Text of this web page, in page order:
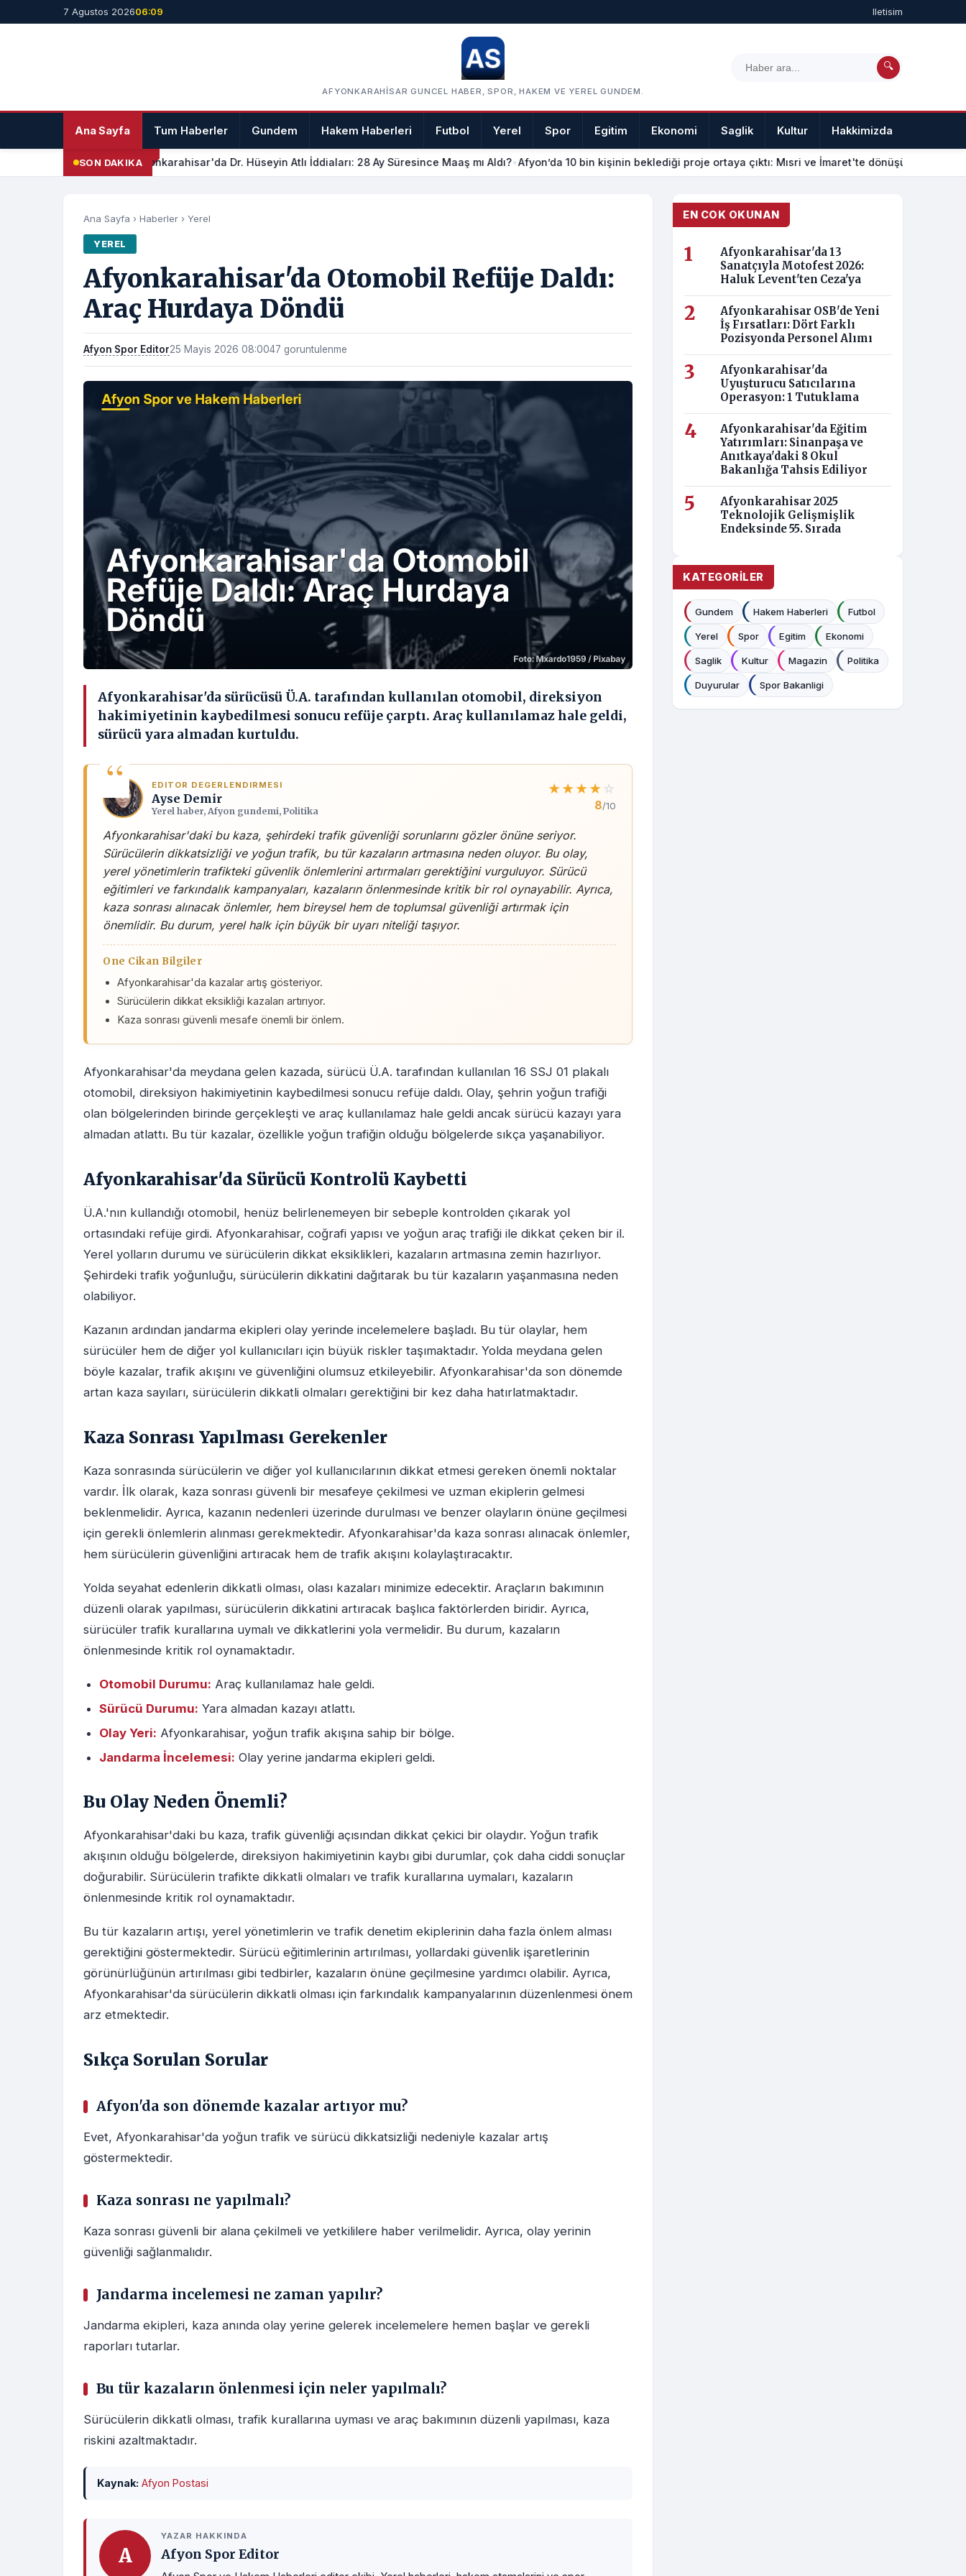
7 Agustos 202606:09 Iletisim
AFYONKARAHISAR GUNCEL HABER, SPOR, HAKEM VE YEREL GUNDEM.
🔍
Ana Sayfa Tum Haberler Gundem Hakem Haberleri Futbol Yerel Spor Egitim Ekonomi Saglik Kultur Hakkimizda
SON DAKIKAAfyonkarahisar'da Dr. Hüseyin Atlı İddiaları: 28 Ay Süresince Maaş mı Aldı?•Afyon’da 10 bin kişinin beklediği proje ortaya çıktı: Mısri ve İmaret'te dönüşüm nasıl
Ana Sayfa › Haberler › Yerel
YEREL
Afyonkarahisar'da Otomobil Refüje Daldı:
Araç Hurdaya Döndü
Afyon Spor Editor25 Mayis 2026 08:0047 goruntulenme
Afyonkarahisar'da sürücüsü Ü.A. tarafından kullanılan otomobil, direksiyon
hakimiyetinin kaybedilmesi sonucu refüje çarptı. Araç kullanılamaz hale geldi,
sürücü yara almadan kurtuldu.
EDITOR DEGERLENDIRMESI
Ayse Demir
Yerel haber, Afyon gundemi, Politika
★★★★ ☆
8/10
Afyonkarahisar'daki bu kaza, şehirdeki trafik güvenliği sorunlarını gözler önüne seriyor.
Sürücülerin dikkatsizliği ve yoğun trafik, bu tür kazaların artmasına neden oluyor. Bu olay,
yerel yönetimlerin trafikteki güvenlik önlemlerini artırmaları gerektiğini vurguluyor. Sürücü
eğitimleri ve farkındalık kampanyaları, kazaların önlenmesinde kritik bir rol oynayabilir. Ayrıca,
kaza sonrası alınacak önlemler, hem bireysel hem de toplumsal güvenliği artırmak için
önemlidir. Bu durum, yerel halk için büyük bir uyarı niteliği taşıyor.
One Cikan Bilgiler
Afyonkarahisar'da kazalar artış gösteriyor.
Sürücülerin dikkat eksikliği kazaları artırıyor.
Kaza sonrası güvenli mesafe önemli bir önlem.
Afyonkarahisar'da meydana gelen kazada, sürücü Ü.A. tarafından kullanılan 16 SSJ 01 plakalı
otomobil, direksiyon hakimiyetinin kaybedilmesi sonucu refüje daldı. Olay, şehrin yoğun trafiği
olan bölgelerinden birinde gerçekleşti ve araç kullanılamaz hale geldi ancak sürücü kazayı yara
almadan atlattı. Bu tür kazalar, özellikle yoğun trafiğin olduğu bölgelerde sıkça yaşanabiliyor.
Afyonkarahisar'da Sürücü Kontrolü Kaybetti
Ü.A.'nın kullandığı otomobil, henüz belirlenemeyen bir sebeple kontrolden çıkarak yol
ortasındaki refüje girdi. Afyonkarahisar, coğrafi yapısı ve yoğun araç trafiği ile dikkat çeken bir il.
Yerel yolların durumu ve sürücülerin dikkat eksiklikleri, kazaların artmasına zemin hazırlıyor.
Şehirdeki trafik yoğunluğu, sürücülerin dikkatini dağıtarak bu tür kazaların yaşanmasına neden
olabiliyor.
Kazanın ardından jandarma ekipleri olay yerinde incelemelere başladı. Bu tür olaylar, hem
sürücüler hem de diğer yol kullanıcıları için büyük riskler taşımaktadır. Yolda meydana gelen
böyle kazalar, trafik akışını ve güvenliğini olumsuz etkileyebilir. Afyonkarahisar'da son dönemde
artan kaza sayıları, sürücülerin dikkatli olmaları gerektiğini bir kez daha hatırlatmaktadır.
Kaza Sonrası Yapılması Gerekenler
Kaza sonrasında sürücülerin ve diğer yol kullanıcılarının dikkat etmesi gereken önemli noktalar
vardır. İlk olarak, kaza sonrası güvenli bir mesafeye çekilmesi ve uzman ekiplerin gelmesi
beklenmelidir. Ayrıca, kazanın nedenleri üzerinde durulması ve benzer olayların önüne geçilmesi
için gerekli önlemlerin alınması gerekmektedir. Afyonkarahisar'da kaza sonrası alınacak önlemler,
hem sürücülerin güvenliğini artıracak hem de trafik akışını kolaylaştıracaktır.
Yolda seyahat edenlerin dikkatli olması, olası kazaları minimize edecektir. Araçların bakımının
düzenli olarak yapılması, sürücülerin dikkatini artıracak başlıca faktörlerden biridir. Ayrıca,
sürücüler trafik kurallarına uymalı ve dikkatlerini yola vermelidir. Bu durum, kazaların
önlenmesinde kritik rol oynamaktadır.
Otomobil Durumu: Araç kullanılamaz hale geldi.
Sürücü Durumu: Yara almadan kazayı atlattı.
Olay Yeri: Afyonkarahisar, yoğun trafik akışına sahip bir bölge.
Jandarma İncelemesi: Olay yerine jandarma ekipleri geldi.
Bu Olay Neden Önemli?
Afyonkarahisar'daki bu kaza, trafik güvenliği açısından dikkat çekici bir olaydır. Yoğun trafik
akışının olduğu bölgelerde, direksiyon hakimiyetinin kaybı gibi durumlar, çok daha ciddi sonuçlar
doğurabilir. Sürücülerin trafikte dikkatli olmaları ve trafik kurallarına uymaları, kazaların
önlenmesinde kritik rol oynamaktadır.
Bu tür kazaların artışı, yerel yönetimlerin ve trafik denetim ekiplerinin daha fazla önlem alması
gerektiğini göstermektedir. Sürücü eğitimlerinin artırılması, yollardaki güvenlik işaretlerinin
görünürlüğünün artırılması gibi tedbirler, kazaların önüne geçilmesine yardımcı olabilir. Ayrıca,
Afyonkarahisar'da sürücülerin dikkatli olması için farkındalık kampanyalarının düzenlenmesi önem
arz etmektedir.
Sıkça Sorulan Sorular
Afyon'da son dönemde kazalar artıyor mu?
Evet, Afyonkarahisar'da yoğun trafik ve sürücü dikkatsizliği nedeniyle kazalar artış
göstermektedir.
Kaza sonrası ne yapılmalı?
Kaza sonrası güvenli bir alana çekilmeli ve yetkililere haber verilmelidir. Ayrıca, olay yerinin
güvenliği sağlanmalıdır.
Jandarma incelemesi ne zaman yapılır?
Jandarma ekipleri, kaza anında olay yerine gelerek incelemelere hemen başlar ve gerekli
raporları tutarlar.
Bu tür kazaların önlenmesi için neler yapılmalı?
Sürücülerin dikkatli olması, trafik kurallarına uyması ve araç bakımının düzenli yapılması, kaza
riskini azaltmaktadır.
Kaynak: Afyon Postasi
A
YAZAR HAKKINDA
Afyon Spor Editor
EN COK OKUNAN
Afyonkarahisar'da 13
Sanatçıyla Motofest 2026:
Haluk Levent'ten Ceza'ya
Afyonkarahisar OSB'de Yeni
İş Fırsatları: Dört Farklı
Pozisyonda Personel Alımı
Afyonkarahisar'da
Uyuşturucu Satıcılarına
Operasyon: 1 Tutuklama
Afyonkarahisar'da Eğitim
Yatırımları: Sinanpaşa ve
Anıtkaya'daki 8 Okul
Bakanlığa Tahsis Ediliyor
Afyonkarahisar 2025
Teknolojik Gelişmişlik
Endeksinde 55. Sırada
KATEGORILER
Gundem Hakem Haberleri Futbol
Yerel Spor Egitim Ekonomi
Saglik Kultur Magazin Politika
Duyurular Spor Bakanligi